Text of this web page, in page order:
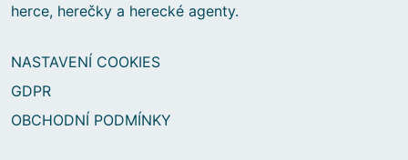
herce, herečky a herecké agenty.
NASTAVENÍ COOKIES
GDPR
OBCHODNÍ PODMÍNKY